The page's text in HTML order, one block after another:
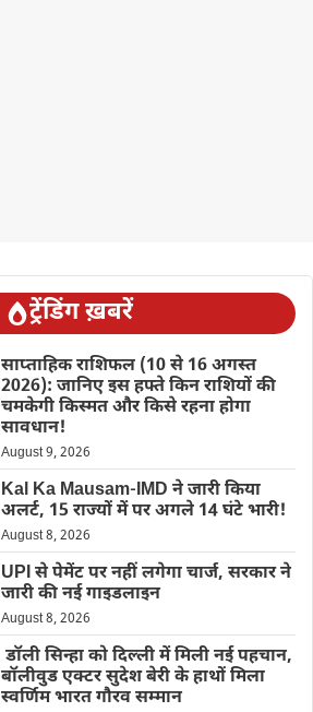
ट्रेंडिंग ख़बरें
साप्ताहिक राशिफल (10 से 16 अगस्त
2026): जानिए इस हफ्ते किन राशियों की
चमकेगी किस्मत और किसे रहना होगा
सावधान!
August 9, 2026
Kal Ka Mausam-IMD ने जारी किया
अलर्ट, 15 राज्यों में पर अगले 14 घंटे भारी!
August 8, 2026
UPI से पेमेंट पर नहीं लगेगा चार्ज, सरकार ने
जारी की नई गाइडलाइन
August 8, 2026
डॉली सिन्हा को दिल्ली में मिली नई पहचान,
बॉलीवुड एक्टर सुदेश बेरी के हाथों मिला
स्वर्णिम भारत गौरव सम्मान